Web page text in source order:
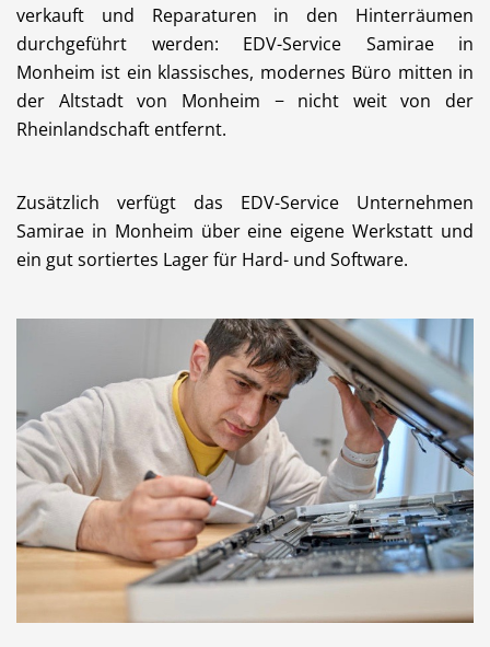
Sport & Freizeit Gesundheit
Dienstleistungen Freie Berufe
Veranstaltungskalender Lokale Empfehlungen
Stellenangebote Öffentliche Einrichtungen
verkauft und Reparaturen in den Hinterräumen
durchgeführt werden: EDV-Service Samirae in
Monheim ist ein klassisches, modernes Büro mitten in
der Altstadt von Monheim − nicht weit von der
Rheinlandschaft entfernt.
Zusätzlich verfügt das EDV-Service Unternehmen
Samirae in Monheim über eine eigene Werkstatt und
ein gut sortiertes Lager für Hard- und Software.